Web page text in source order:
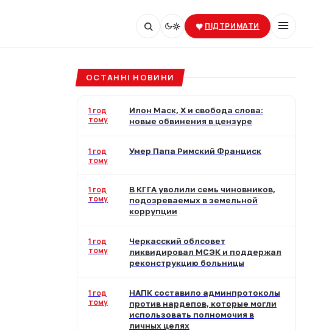
ПІДТРИМАТИ
ОСТАННІ НОВИНИ
1 год
тому
Илон Маск, X и свобода слова:
новые обвинения в цензуре
1 год
тому
Умер Папа Римский Франциск
1 год
тому
В КГГА уволили семь чиновников,
подозреваемых в земельной
коррупции
1 год
тому
Черкасский облсовет
ликвидировал МСЭК и поддержал
реконструкцию больницы
1 год
тому
НАПК составило админпротоколы
против нардепов, которые могли
использовать полномочия в
личных целях